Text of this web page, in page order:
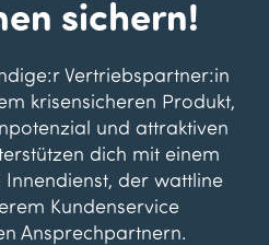
sichern!
Vertriebspartner:in
krisensicheren Produkt,
und attraktiven
dich mit einem
Innendienst, der wattline
Kundenservice
Ansprechpartnern.